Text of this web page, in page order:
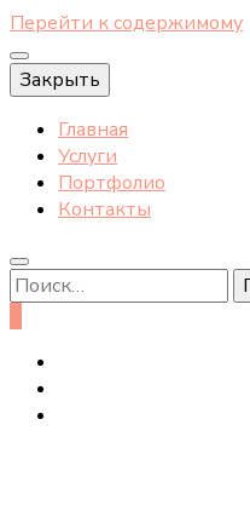
Перейти к содержимому
Закрыть
Главная
Услуги
Портфолио
Контакты
Найти: